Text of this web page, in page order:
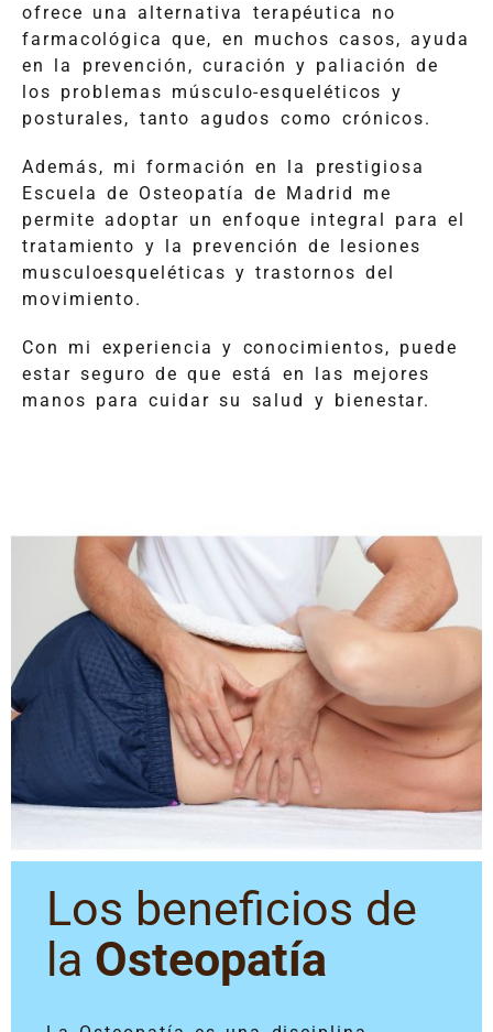
ofrece una alternativa terapéutica no
farmacológica que, en muchos casos, ayuda
en la prevención, curación y paliación de
los problemas músculo-esqueléticos y
posturales, tanto agudos como crónicos.
Además, mi formación en la prestigiosa
Escuela de Osteopatía de Madrid me
permite adoptar un enfoque integral para el
tratamiento y la prevención de lesiones
musculoesqueléticas y trastornos del
movimiento.
Con mi experiencia y conocimientos, puede
estar seguro de que está en las mejores
manos para cuidar su salud y bienestar.
Los beneficios de
la Osteopatía